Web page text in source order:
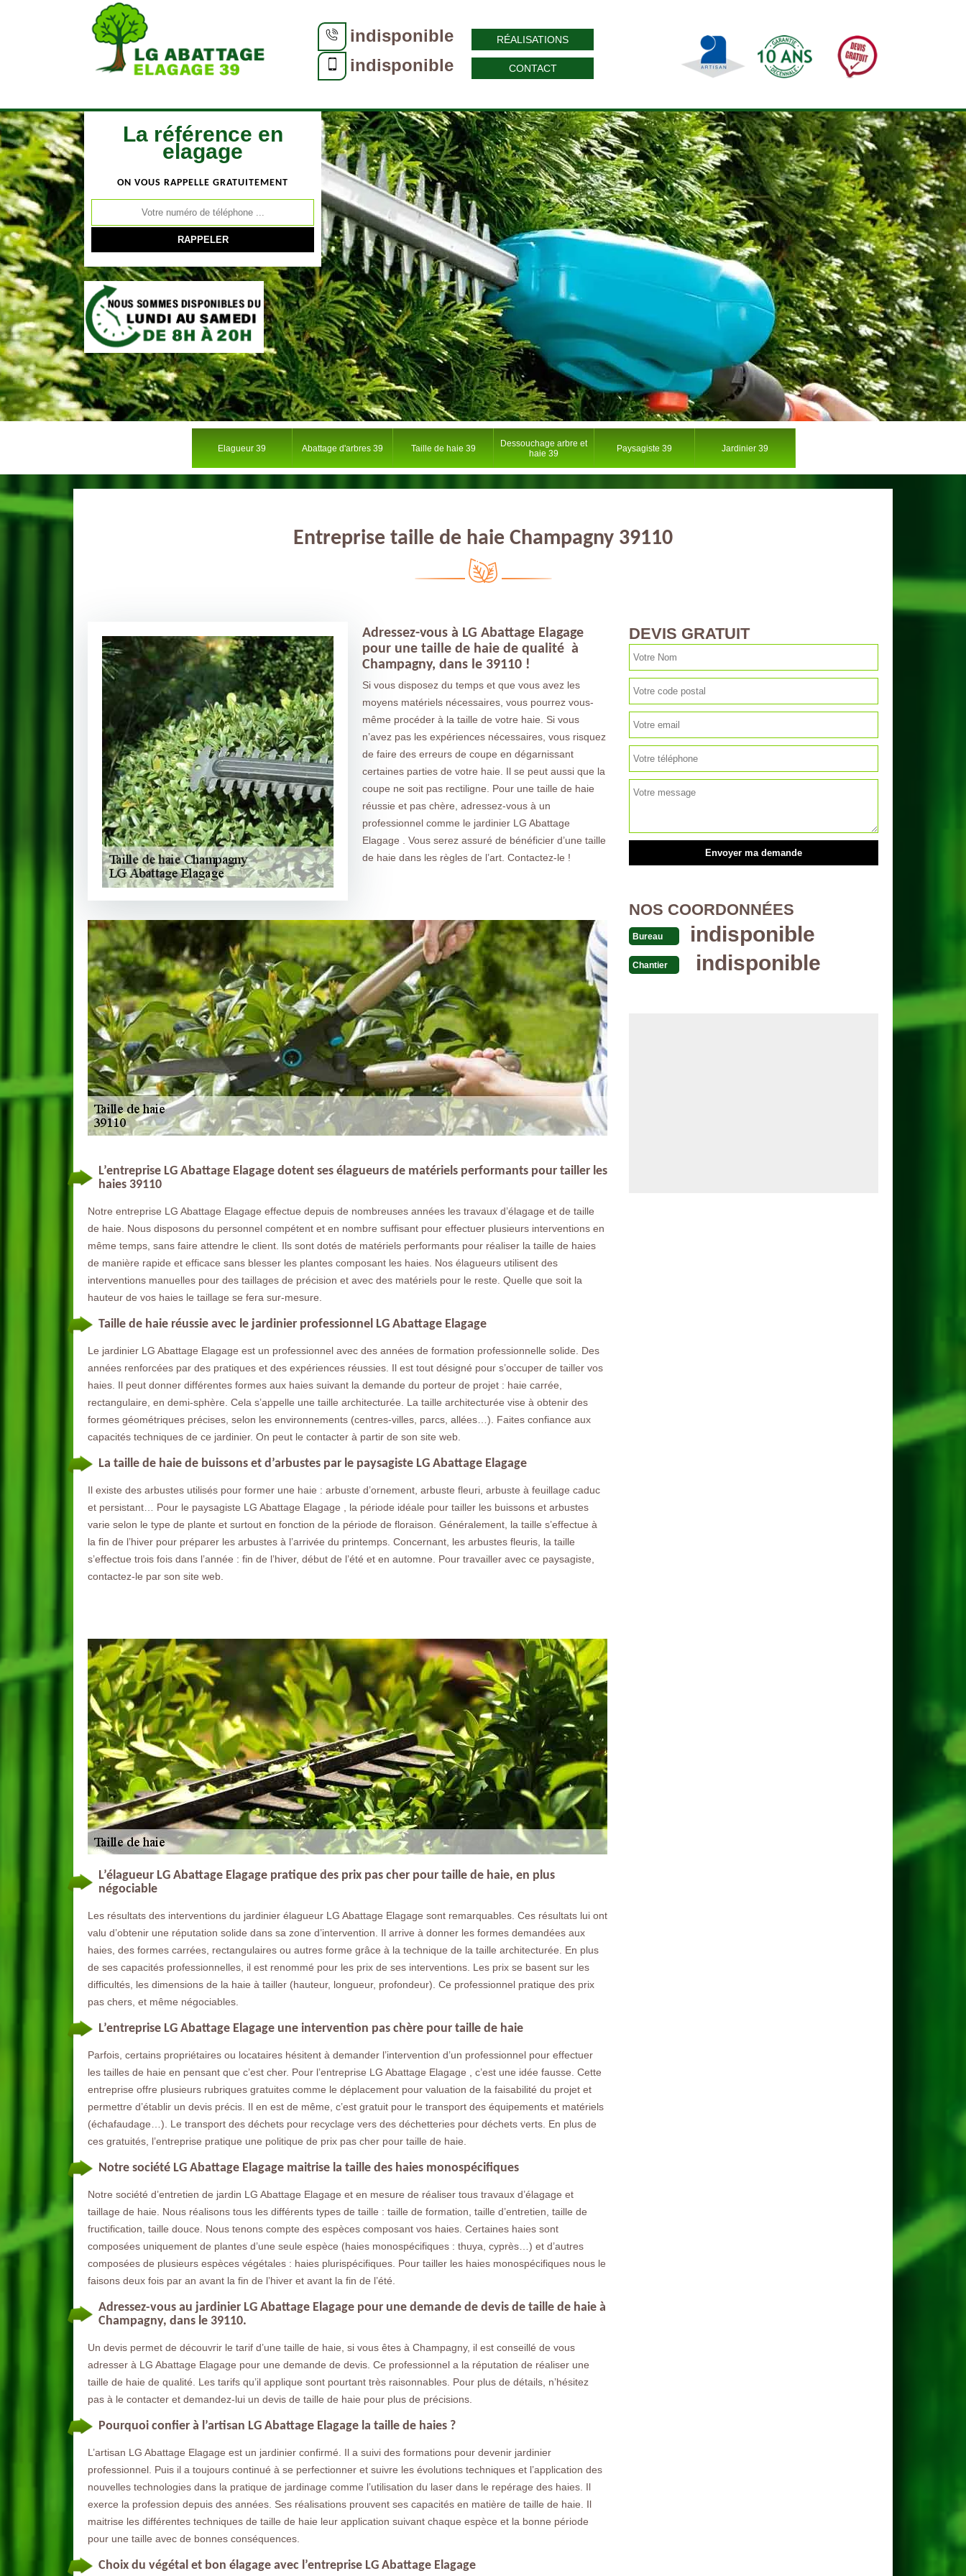
indisponible
indisponible
RÉALISATIONS
CONTACT
La référence en
elagage
ON VOUS RAPPELLE GRATUITEMENT
Elagueur 39 Abattage d'arbres 39 Taille de haie 39
Dessouchage arbre et
haie 39
Paysagiste 39 Jardinier 39
Entreprise taille de haie Champagny 39110
Adressez-vous à LG Abattage Elagage
pour une taille de haie de qualité à
Champagny, dans le 39110 !
Si vous disposez du temps et que vous avez les
moyens matériels nécessaires, vous pourrez vous-
même procéder à la taille de votre haie. Si vous
n’avez pas les expériences nécessaires, vous risquez
de faire des erreurs de coupe en dégarnissant
certaines parties de votre haie. Il se peut aussi que la
coupe ne soit pas rectiligne. Pour une taille de haie
réussie et pas chère, adressez-vous à un
professionnel comme le jardinier LG Abattage
Elagage . Vous serez assuré de bénéficier d’une taille
de haie dans les règles de l’art. Contactez-le !
L’entreprise LG Abattage Elagage dotent ses élagueurs de matériels performants pour tailler les
haies 39110
Notre entreprise LG Abattage Elagage effectue depuis de nombreuses années les travaux d’élagage et de taille
de haie. Nous disposons du personnel compétent et en nombre suffisant pour effectuer plusieurs interventions en
même temps, sans faire attendre le client. Ils sont dotés de matériels performants pour réaliser la taille de haies
de manière rapide et efficace sans blesser les plantes composant les haies. Nos élagueurs utilisent des
interventions manuelles pour des taillages de précision et avec des matériels pour le reste. Quelle que soit la
hauteur de vos haies le taillage se fera sur-mesure.
Taille de haie réussie avec le jardinier professionnel LG Abattage Elagage
Le jardinier LG Abattage Elagage est un professionnel avec des années de formation professionnelle solide. Des
années renforcées par des pratiques et des expériences réussies. Il est tout désigné pour s’occuper de tailler vos
haies. Il peut donner différentes formes aux haies suivant la demande du porteur de projet : haie carrée,
rectangulaire, en demi-sphère. Cela s’appelle une taille architecturée. La taille architecturée vise à obtenir des
formes géométriques précises, selon les environnements (centres-villes, parcs, allées…). Faites confiance aux
capacités techniques de ce jardinier. On peut le contacter à partir de son site web.
La taille de haie de buissons et d’arbustes par le paysagiste LG Abattage Elagage
Il existe des arbustes utilisés pour former une haie : arbuste d’ornement, arbuste fleuri, arbuste à feuillage caduc
et persistant… Pour le paysagiste LG Abattage Elagage , la période idéale pour tailler les buissons et arbustes
varie selon le type de plante et surtout en fonction de la période de floraison. Généralement, la taille s’effectue à
la fin de l’hiver pour préparer les arbustes à l’arrivée du printemps. Concernant, les arbustes fleuris, la taille
s’effectue trois fois dans l’année : fin de l’hiver, début de l’été et en automne. Pour travailler avec ce paysagiste,
contactez-le par son site web.
L’élagueur LG Abattage Elagage pratique des prix pas cher pour taille de haie, en plus
négociable
Les résultats des interventions du jardinier élagueur LG Abattage Elagage sont remarquables. Ces résultats lui ont
valu d’obtenir une réputation solide dans sa zone d’intervention. Il arrive à donner les formes demandées aux
haies, des formes carrées, rectangulaires ou autres forme grâce à la technique de la taille architecturée. En plus
de ses capacités professionnelles, il est renommé pour les prix de ses interventions. Les prix se basent sur les
difficultés, les dimensions de la haie à tailler (hauteur, longueur, profondeur). Ce professionnel pratique des prix
pas chers, et même négociables.
L’entreprise LG Abattage Elagage une intervention pas chère pour taille de haie
Parfois, certains propriétaires ou locataires hésitent à demander l’intervention d’un professionnel pour effectuer
les tailles de haie en pensant que c’est cher. Pour l’entreprise LG Abattage Elagage , c’est une idée fausse. Cette
entreprise offre plusieurs rubriques gratuites comme le déplacement pour valuation de la faisabilité du projet et
permettre d’établir un devis précis. Il en est de même, c’est gratuit pour le transport des équipements et matériels
(échafaudage…). Le transport des déchets pour recyclage vers des déchetteries pour déchets verts. En plus de
ces gratuités, l’entreprise pratique une politique de prix pas cher pour taille de haie.
Notre société LG Abattage Elagage maitrise la taille des haies monospécifiques
Notre société d’entretien de jardin LG Abattage Elagage et en mesure de réaliser tous travaux d’élagage et
taillage de haie. Nous réalisons tous les différents types de taille : taille de formation, taille d’entretien, taille de
fructification, taille douce. Nous tenons compte des espèces composant vos haies. Certaines haies sont
composées uniquement de plantes d’une seule espèce (haies monospécifiques : thuya, cyprès…) et d’autres
composées de plusieurs espèces végétales : haies plurispécifiques. Pour tailler les haies monospécifiques nous le
faisons deux fois par an avant la fin de l’hiver et avant la fin de l’été.
Adressez-vous au jardinier LG Abattage Elagage pour une demande de devis de taille de haie à
Champagny, dans le 39110.
Un devis permet de découvrir le tarif d’une taille de haie, si vous êtes à Champagny, il est conseillé de vous
adresser à LG Abattage Elagage pour une demande de devis. Ce professionnel a la réputation de réaliser une
taille de haie de qualité. Les tarifs qu’il applique sont pourtant très raisonnables. Pour plus de détails, n’hésitez
pas à le contacter et demandez-lui un devis de taille de haie pour plus de précisions.
Pourquoi confier à l’artisan LG Abattage Elagage la taille de haies ?
L’artisan LG Abattage Elagage est un jardinier confirmé. Il a suivi des formations pour devenir jardinier
professionnel. Puis il a toujours continué à se perfectionner et suivre les évolutions techniques et l’application des
nouvelles technologies dans la pratique de jardinage comme l’utilisation du laser dans le repérage des haies. Il
exerce la profession depuis des années. Ses réalisations prouvent ses capacités en matière de taille de haie. Il
maitrise les différentes techniques de taille de haie leur application suivant chaque espèce et la bonne période
pour une taille avec de bonnes conséquences.
Choix du végétal et bon élagage avec l’entreprise LG Abattage Elagage
DEVIS GRATUIT
NOS COORDONNÉES
Bureau indisponible
Chantier indisponible